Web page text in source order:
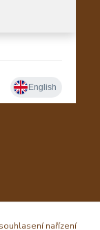
nařízení